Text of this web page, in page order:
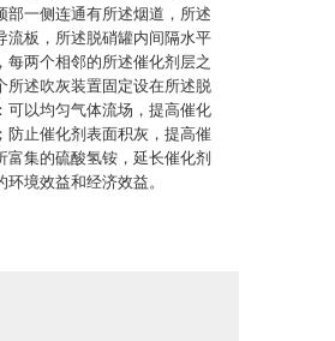
部一侧连通有所述烟道，所述
流板，所述脱硝罐内间隔水平
每两个相邻的所述催化剂层之
所述吹灰装置固定设在所述脱
可以均匀气体流场，提高催化
防止催化剂表面积灰，提高催
集的硫酸氢铵，延长催化剂
境效益和经济效益。